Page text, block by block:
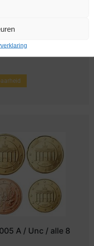
A / Unc / alle 8